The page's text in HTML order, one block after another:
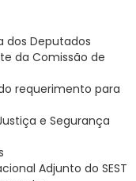
dos Deputados
da Comissão de
do requerimento para
Justiça e Segurança
Adjunto do SEST